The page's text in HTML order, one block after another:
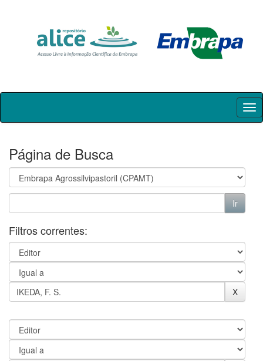
Skip
Página de Busca
Filtros correntes: